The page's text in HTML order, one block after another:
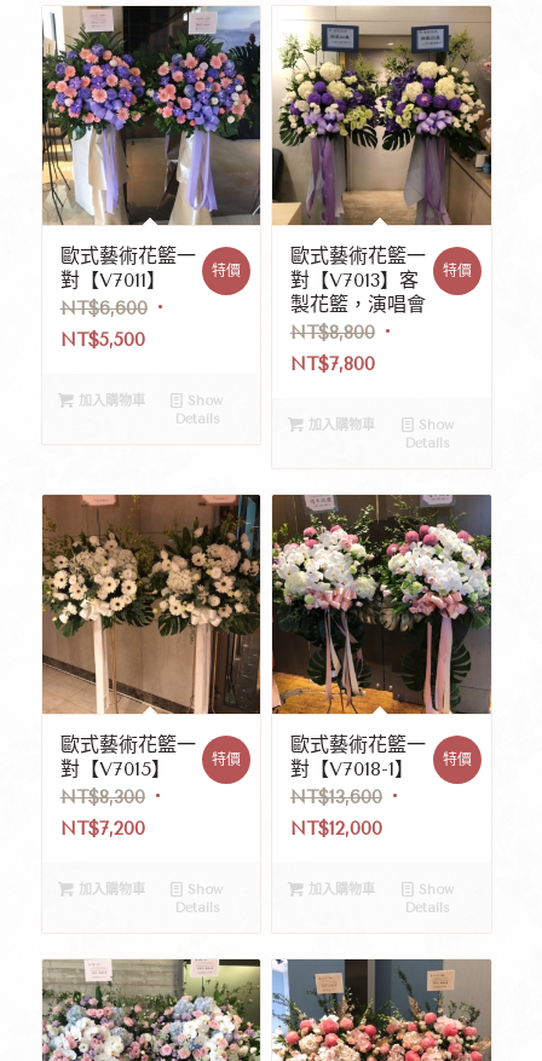
歐式藝術花籃一
對【V7011】
NT$6,600
NT$5,500
特價
加入購物車
Show
Details
歐式藝術花籃一
對【V7013】客
製花籃，演唱會
NT$8,800
NT$7,800
特價
加入購物車
Show
Details
歐式藝術花籃一
對【V7015】
NT$8,300
NT$7,200
特價
加入購物車
Show
Details
歐式藝術花籃一
對【V7018-1】
NT$13,600
NT$12,000
特價
加入購物車
Show
Details